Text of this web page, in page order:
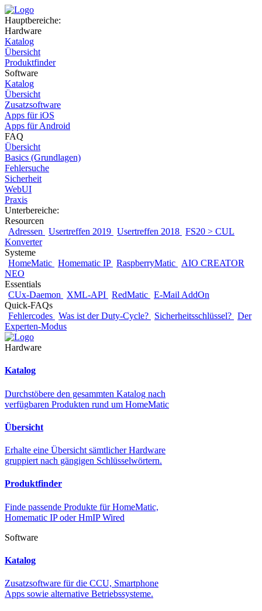
Hauptbereiche:
Hardware
Katalog
Übersicht
Produktfinder
Software
Katalog
Übersicht
Zusatzsoftware
Apps für iOS
Apps für Android
FAQ
Übersicht
Basics (Grundlagen)
Fehlersuche
Sicherheit
WebUI
Praxis
Unterbereiche:
Resourcen
Adressen
Usertreffen 2019 Usertreffen 2018 FS20 > CUL
Konverter
Systeme
HomeMatic Homematic IP RaspberryMatic
AIO CREATOR
NEO
Essentials
CUx-Daemon
XML-API RedMatic E-Mail AddOn
Quick-FAQs
Fehlercodes Was ist der Duty-Cycle? Sicherheitsschlüssel? Der
Experten-Modus
Hardware
Katalog
Durchstöbere den gesammten Katalog nach
verfügbaren Produkten rund um HomeMatic
Übersicht
Erhalte eine Übersicht sämtlicher Hardware
gruppiert nach gängigen Schlüsselwörtern.
Produktfinder
Finde passende Produkte für HomeMatic,
Homematic IP oder HmIP Wired
Software
Katalog
Zusatzsoftware für die CCU, Smartphone
Apps sowie alternative Betriebssysteme.